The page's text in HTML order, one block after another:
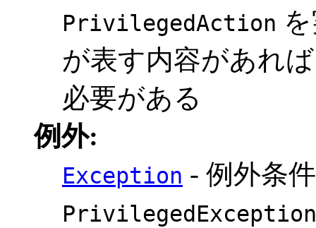
PrivilegedAction
が表す内容があれ
必要がある
例外:
Exception - 例外条